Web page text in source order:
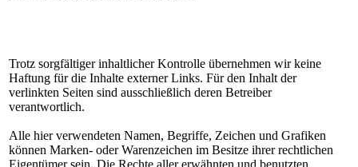
Trotz sorgfältiger inhaltlicher Kontrolle übernehmen wir keine
Haftung für die Inhalte externer Links. Für den Inhalt der
verlinkten Seiten sind ausschließlich deren Betreiber
verantwortlich.
Alle hier verwendeten Namen, Begriffe, Zeichen und Grafiken
können Marken- oder Warenzeichen im Besitze ihrer rechtlichen
Eigentümer sein. Die Rechte aller erwähnten und benutzten